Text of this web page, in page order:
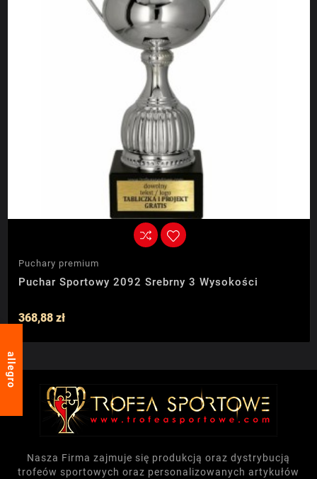
Puchary premium
Puchar Sportowy 2092 Srebrny 3 Wysokości
368,88 zł
Nasza Firma zajmuje się produkcją oraz dystrybucją
trofeów sportowych oraz personalizowanych artykułów
allegro